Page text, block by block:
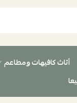
أثاث كافيهات ومطاعم